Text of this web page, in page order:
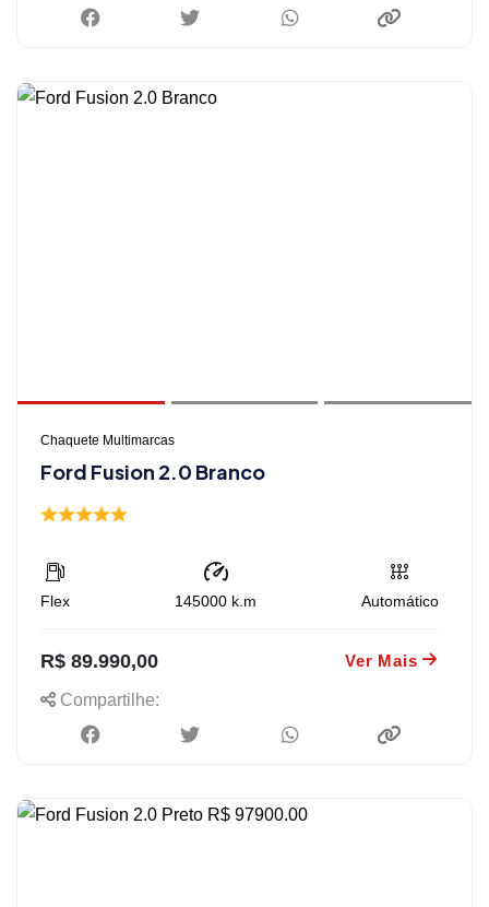
Chaquete Multimarcas
Ford Fusion 2.0 Branco
Flex 145000 k.m Automático
R$ 89.990,00 Ver Mais
Compartilhe: